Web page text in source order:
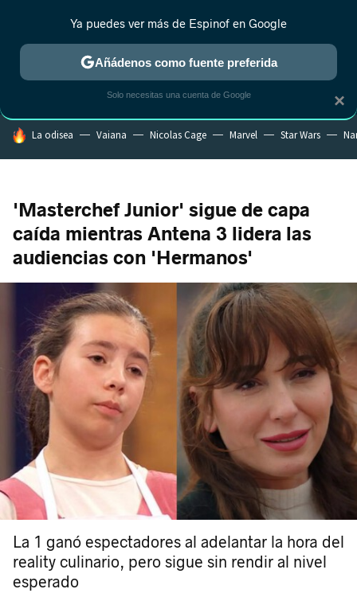
ESTRENOS REALITY ANIME RANKINGS CINE
HOY SE HABLA DE
La odisea Vaiana Nicolas Cage Marvel Star Wars
'Masterchef Junior' sigue de capa
caída mientras Antena 3 lidera las
audiencias con 'Hermanos'
La 1 ganó espectadores al adelantar la hora del
reality culinario, pero sigue sin rendir al nivel
esperado
×
Ya puedes ver más de Espinof en Google
Añádenos como fuente preferida
Solo necesitas una cuenta de Google